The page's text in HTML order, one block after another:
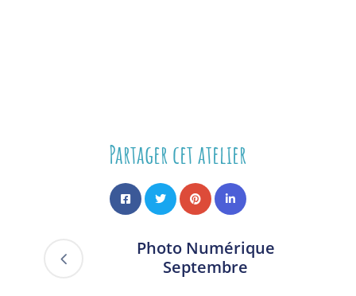
Partager cet atelier
Photo Numérique
Septembre